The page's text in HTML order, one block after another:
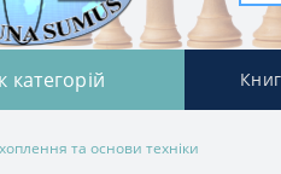
категорій
та основи техніки